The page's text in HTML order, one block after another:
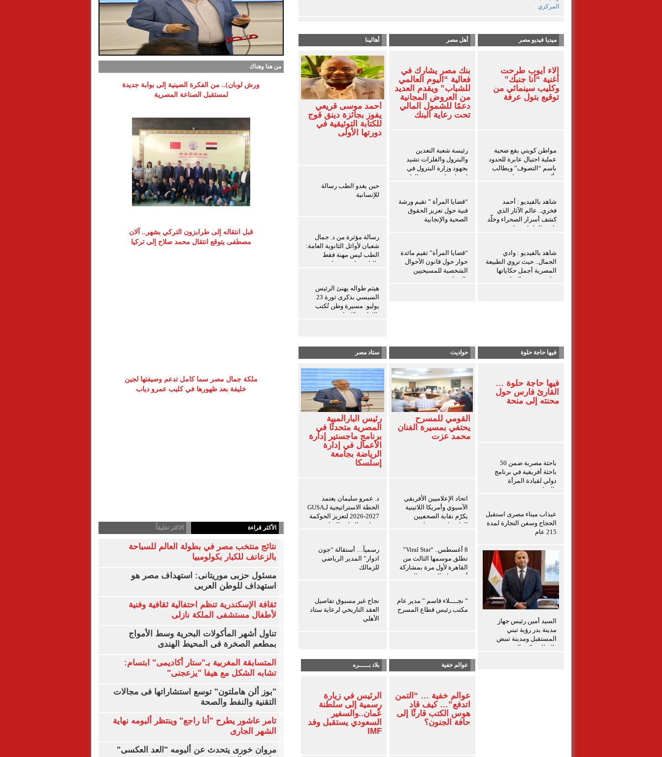
ميديا فيديو مصر
آلاء أيوب طرحت
أغنية “أنا جنبك”
وكليب سينمائي من
توقيع بتول عرفة
مواطن كويتي يقع ضحية
عملية احتيال عابرة للحدود
باسم “التصوف” ويطالب
بأكثر من نصف مليون
شاهد بالفيديو : أحمد
فخري.. عالم الآثار الذي
كشف أسرار الصحراء وخلّد
تاريخ الواحات تعليق شيرين
شاهد بالفيديو : وادي
الجمال.. حيث تروي الطبيعة
المصرية أجمل حكاياتها
تعليق شيرين الشافعى
أهل مصر
بنك مصر يشارك في
فعالية “اليوم العالمي
للشباب” ويقدم العديد
من العروض المجانية
دعمًا للشمول المالي
تحت رعاية البنك
رئيسة شعبة التعدين
والبترول والفلزات تشيد
بجهود وزارة البترول في
احتواء حادث سفن الغاز
“قضايا المرأة ” تقيم ورشة
فنية حول تعزيز الحقوق
الصحية والإنجابية
“قضايا المرأة” تقيم مائدة
حوار حول قانون الأحوال
الشخصية للمسيحيين
بالمنيا
أهالينا
أحمد موسى قريعي
يفوز بجائزة دينق قوج
للكتابة التوثيقية في
دورتها الأولى
حين يغدو الطب رسالة
للإنسانية
رسالة مؤثرة من د. جمال
شعبان لأوائل الثانوية العامة:
الطب ليس مهنة فقط
والثانوية ليست نهاية
هيثم طواله يهنئ الرئيس
السيسي بذكرى ثورة 23
يوليو: مسيرة وطن تُكتب
بالإرادة والإنجاز
فيها حاجة حلوة
فيها حاجة حلوة …
القارئ فارس حول
محنته إلى منحة
باحثة مصرية ضمن 50
باحثة أفريقية في برنامج
دولي لقيادة المرأة
بالزراعة
عيذاب ميناء مصرى استقبل
الحجاج وسفن التجارة لمدة
215 عام
السيد أمين رئيس جهاز
مدينة بدر رؤية تبني
المستقبل ومدينة تنبض
بالنظام والجمال
حواديت
القومي للمسرح
يحتفي بمسيرة الفنان
محمد عزت
اتحاد الإعلاميين الأفريقي
الآسيوي وأمريكا اللاتينية
يكرّم نقابة الصحفيين
الفلسطينيين ويعلن توسيع
8 أغسطس.. “Viral Star”
تطلق موسمها الثالث من
القاهرة لأول مرة بمشاركة
أبرز صناع المحتوى العرب
” نجــــلاء قاسم ” مدير عام
مكتب رئيس قطاع المسرح
ستاد مصر
رئيس البارالمبية
المصرية متحدثًا في
برنامج ماجستير إدارة
الأعمال في إدارة
الرياضة بجامعة
إسلسكا
د. عمرو سليمان يعتمد
الخطة الاستراتيجية لـGUSA
2026-2027 لتعزيز الحوكمة
وتطوير التعليم الرياضي
رسمياً… أستقالة “جون
ادوار” المدير الرياضي
للزمالك
نجاح غير مسبوق تفاصيل
العقد التاريخي لرعاية ستاد
الأهلي
عوالم خفية
عوالم خفية … “التمن
اتدفع”… كيف قاد
هوس الكتب قارئًا إلى
حافة الجنون؟
بلاد بـــــره
الرئيس في زيارة
رسمية إلى سلطنة
عُمان..والسفير
السعودي يستقبل وفد
IMF
من هنا وهناك
ورش لوبان).. من الفكرة الصينية إلى بوابة جديدة
لمستقبل الصناعة المصرية
قبل انتقاله إلى طرابزون التركي بشهر.. آلان
مصطفى يتوقع انتقال محمد صلاح إلى تركيا
ملكة جمال مصر سما كامل تدعم وصيفتها لجين
خليفة بعد ظهورها في كليب عمرو دياب
الأكثر قراءة الاكثر تعليقاً
نتائج منتخب مصر في بطولة العالم للسباحة
بالزعانف للكبار بكولومبيا
مسئول حزبى موريتانى: استهداف مصر هو
استهداف للوطن العربى
ثقافة الإسكندرية تنظم احتفالية ثقافية وفنية
لأطفال مستشفى الملكة نازلى
تناول أشهر المأكولات البحرية وسط الأمواج
بمطعم الصخرة فى المحيط الهندى
المتسابقة المغربية بـ"ستار أكاديمى" ابتسام:
تشابه الشكل مع هيفا "يزعجنى"
"بوز ألن هاملتون" توسع استشاراتها فى مجالات
التقنية والنفط والصحة
تامر عاشور يطرح "أنا راجع" وينتظر ألبومه نهاية
الشهر الجارى
مروان خورى يتحدث عن ألبومه "العد العكسى"